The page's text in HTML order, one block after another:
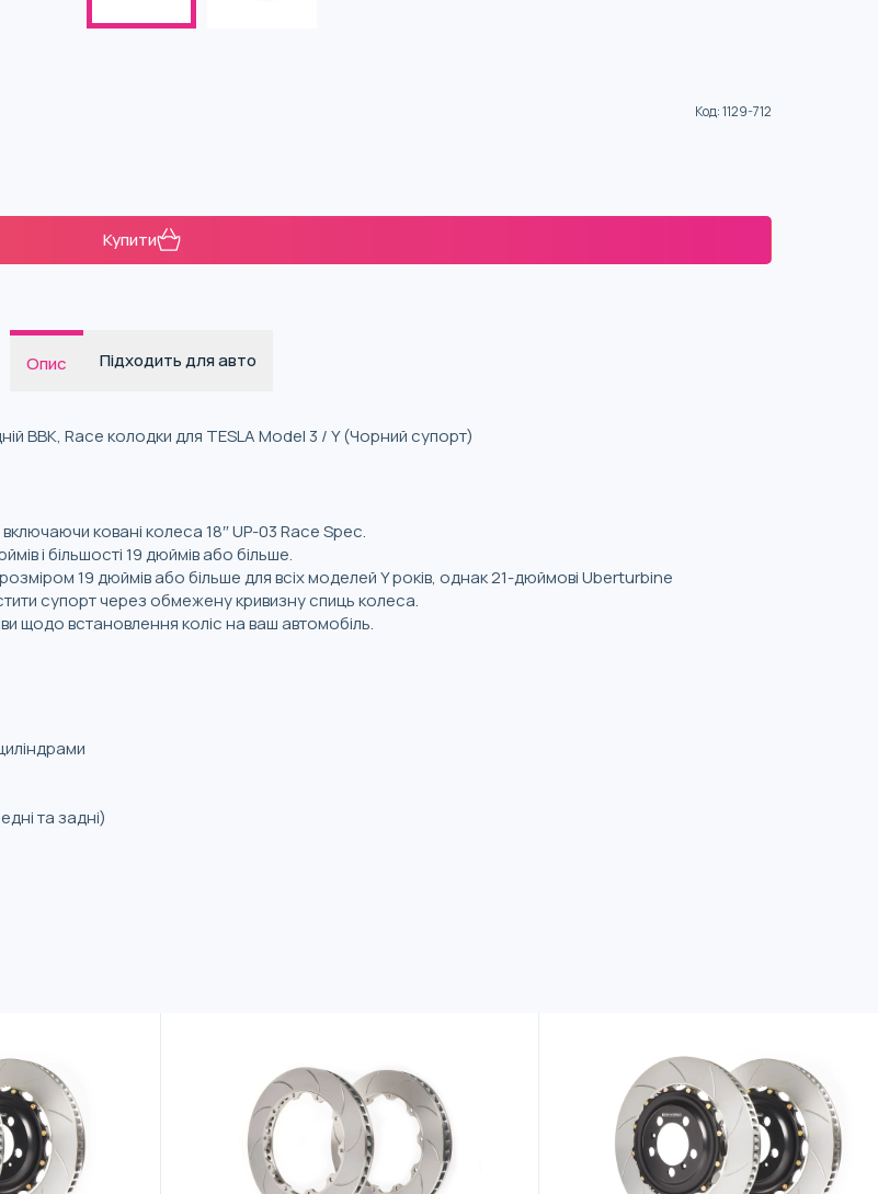
Код:1129-712
Купити
Опис Підходить для авто
BBK, Race колодки для TESLA Model 3 / Y (Чорний супорт)
ковані колеса 18″ UP-03 Race Spec.
і більшості 19 дюймів або більше.
19 дюймів або більше для всіх моделей Y років, однак 21-дюймові Uberturbine
супорт через обмежену кривизну спиць колеса.
щодо встановлення коліс на ваш автомобіль.
та задні)